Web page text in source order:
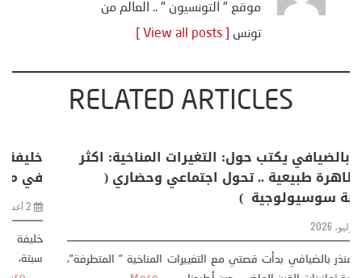
موقع " التونسيون " .. العالم من
تونس
RELATED ARTICLES
منذر بالضيافي يكتب حول: التغيرات المناخية: اكثر
من ظاهرة طبيعية .. تحول اجتماعي وحضاري (
مقاربة سوسيولوجية )
23 يوليو، 2026
كتب: منذر بالضيافي بدأت قصتي مع التغييرات المناخية ” المتطرفة”،